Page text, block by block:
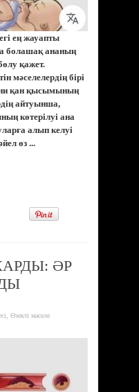
ең жауапты
болашақ ананың
қажет.
мәселелердің бірі
қан қысымының
айтуынша,
көтерілуі ана
алып келуі
өз ...
ӘР
Өзекті мәселе